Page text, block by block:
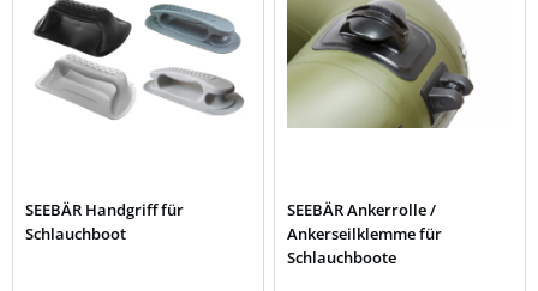
SEEBÄR Handgriff für
Schlauchboot
SEEBÄR Ankerrolle /
Ankerseilklemme für
Schlauchboote